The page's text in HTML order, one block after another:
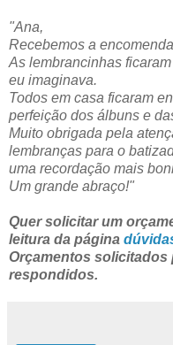
"Ana,
Recebemos a
As lembrancinhas
eu imaginava.
Todos em casa ficaram
perfeição dos álbuns e
Muito obrigada pela
lembranças para o
uma recordação mais
Um grande abraço!"
Quer solicitar um
leitura da página
Orçamentos
respondidos.